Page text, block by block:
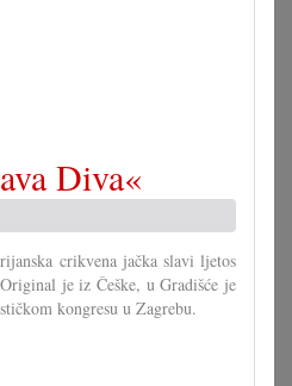
Diva«
crikvena jačka slavi ljetos
je iz Češke, u Gradišće je
kongresu u Zagrebu.